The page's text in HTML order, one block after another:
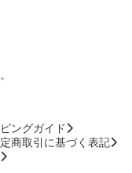
ングガイド
商取引に基づく表記